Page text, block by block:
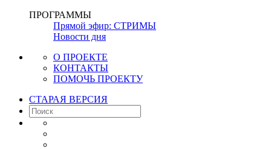
ПРОГРАММЫ
Прямой эфир: СТРИМЫ
Новости дня
О ПРОЕКТЕ
КОНТАКТЫ
ПОМОЧЬ ПРОЕКТУ
СТАРАЯ ВЕРСИЯ